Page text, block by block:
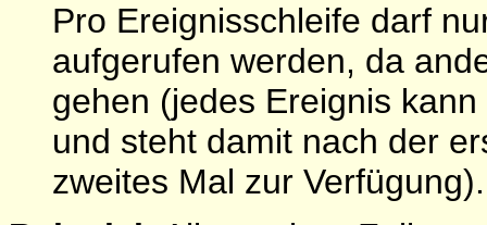
Pro Ereignisschleife darf
aufgerufen werden, da
gehen (jedes Ereignis
und steht damit nach der
zweites Mal zur Verfügung).